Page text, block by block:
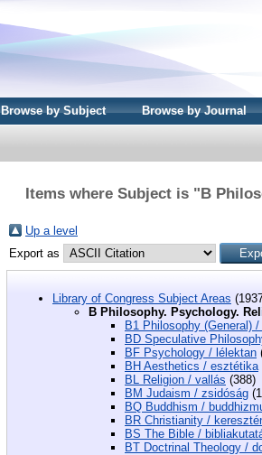
Browse by Subject Browse by Journal
Items where Subject is "B
Up a level
Export as
Library of Congress Subject Areas
B Philosophy. Psychology.
B1 Philosophy (General)
BD Speculative
BF Psychology / lélektan
BH Aesthetics / esztétika
BL Religion / vallás (388)
BM Judaism / zsidóság
BQ Buddhism /
BR Christianity /
BS The Bible /
BT Doctrinal Theology /